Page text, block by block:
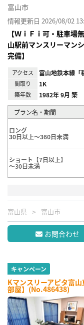
富山市
情報更新日 2026/08/02
【ＷｉＦｉ可・駐車場
山駅前マンスリーマン
完備】
アクセス 富山地鉄本線「
間取り 1K
築年数 1982年 9月 築
プラン名・期間
ロング
30日以上～360日未満
ショート【7日以上】
～30日未満
富山県 富山市
お問合わせ
キャンペーン
Kマンスリーアピタ富
部屋】(No.486438)